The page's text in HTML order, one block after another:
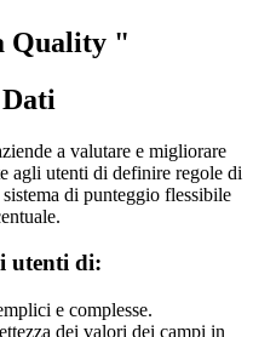
Quality "
a valutare e migliorare
agli utenti di definire regole di
di punteggio flessibile
utenti di:
e complesse.
dei valori dei campi in